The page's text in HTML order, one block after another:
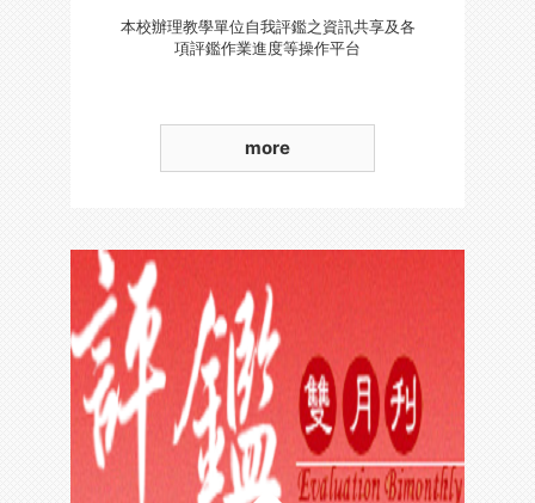
本校辦理教學單位自我評鑑之資訊共享及各
項評鑑作業進度等操作平台
more